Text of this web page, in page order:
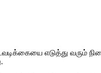
எடுத்து வரும்